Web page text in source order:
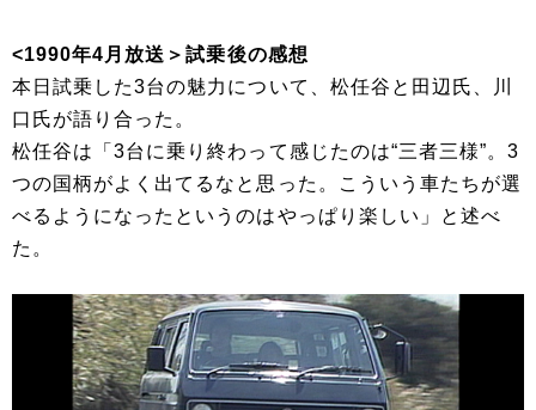
<1990年4月放送＞試乗後の感想
本日試乗した3台の魅力について、松任谷と田辺氏、川
口氏が語り合った。
松任谷は「3台に乗り終わって感じたのは“三者三様”。3
つの国柄がよく出てるなと思った。こういう車たちが選
べるようになったというのはやっぱり楽しい」と述べ
た。